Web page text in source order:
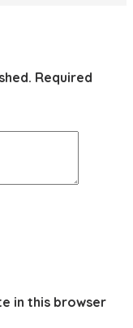
Required
in this browser